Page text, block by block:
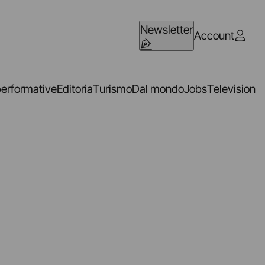
NewsletterAccount
EditoriaTurismoDal mondoJobsTelevision